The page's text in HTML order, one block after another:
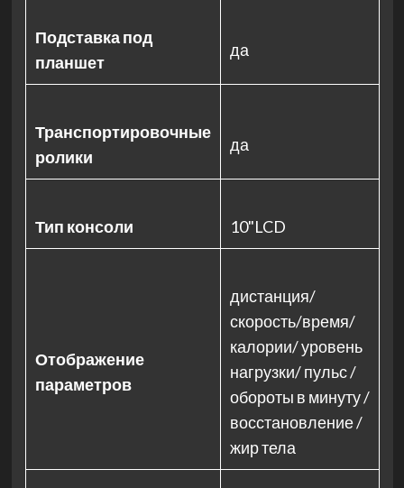
Подставка под
планшет
да
Транспортировочные
ролики
да
Тип консоли 10"LCD
Отображение
параметров
дистанция/
скорость/время/
калории/ уровень
нагрузки/ пульс /
обороты в минуту /
восстановление /
жир тела